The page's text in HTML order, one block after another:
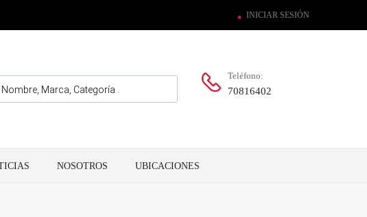
INICIAR SESIÓN
Teléfono:
70816402
NOSOTROS UBICACIONES